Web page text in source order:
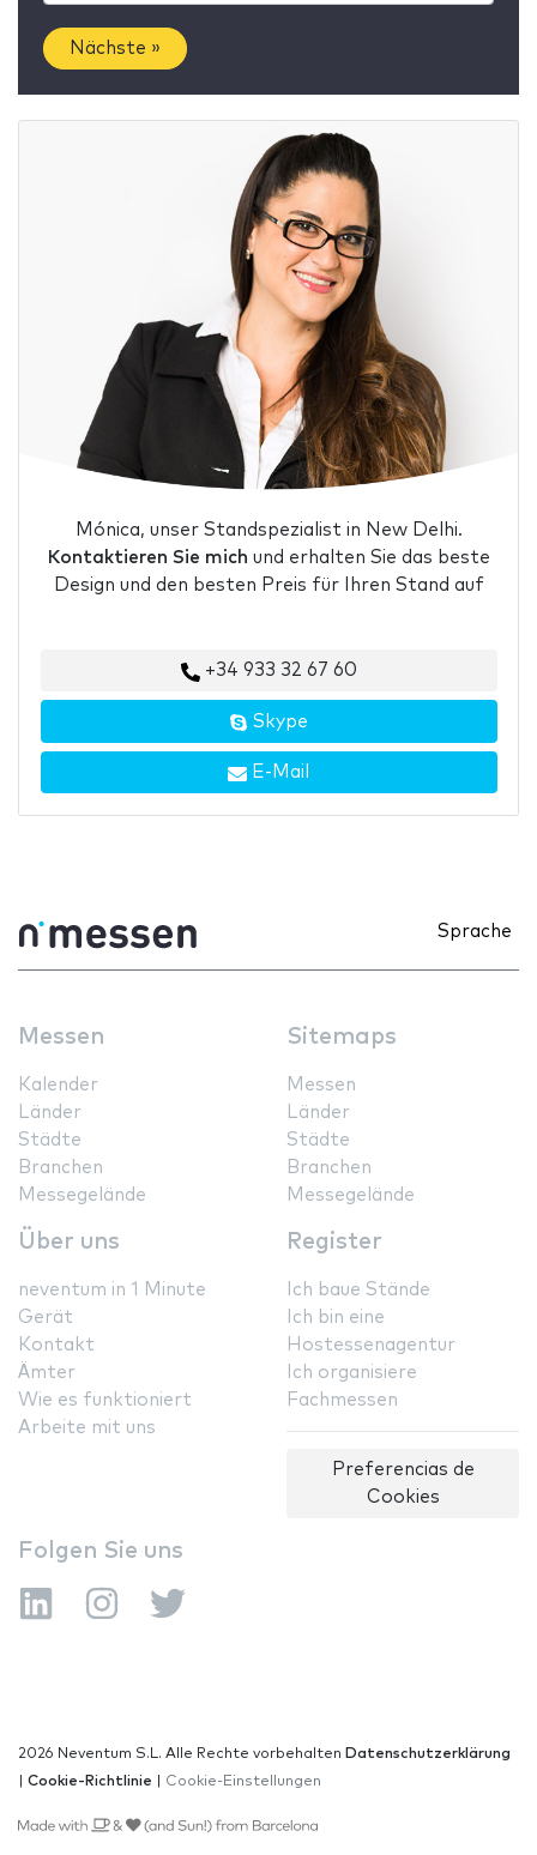
Nächste »
Mónica, unser Standspezialist in New Delhi.
Kontaktieren Sie mich und erhalten Sie das beste
Design und den besten Preis für Ihren Stand auf
+34 933 32 67 60
Skype
E-Mail
Sprache
Messen
Kalender
Länder
Städte
Branchen
Messegelände
Sitemaps
Messen
Länder
Städte
Branchen
Messegelände
Über uns
neventum in 1 Minute
Gerät
Kontakt
Ämter
Wie es funktioniert
Arbeite mit uns
Register
Ich baue Stände
Ich bin eine
Hostessenagentur
Ich organisiere
Fachmessen
Preferencias de
Cookies
Folgen Sie uns
2026 Neventum S.L. Alle Rechte vorbehalten Datenschutzerklärung
Cookie-Richtlinie Cookie-Einstellungen